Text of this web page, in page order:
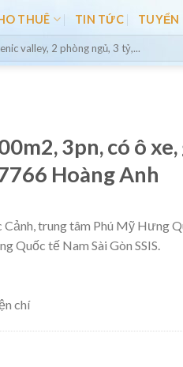
THUÊ TIN TỨC TUYỂN
3pn, có ô xe,
Hoàng Anh
trung tâm Phú Mỹ Hưng
Quốc tế Nam Sài Gòn SSIS.
chí